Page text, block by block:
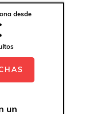
- MONTE
- CAP DE CAVALLERÍA
- FORTALEZA DE LA
desde
un